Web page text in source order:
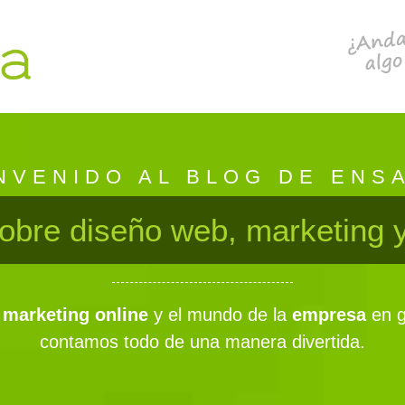
AL BLOG DE
diseño web, marketing
marketing online y el mundo de la empresa en
contamos todo de una manera divertida.